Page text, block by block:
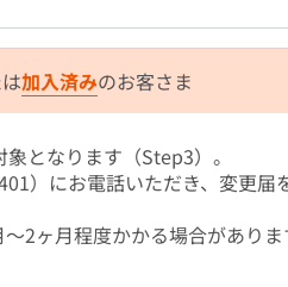
加入済みのお客さま
となります（Step3）。
）にお電話いただき、変更届
2ヶ月程度かかる場合があり